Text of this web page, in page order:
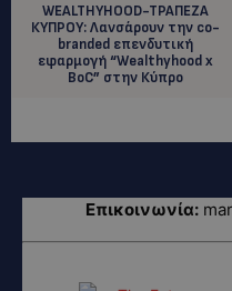
WEALTHYHOOD-TΡΑΠΕΖΑ
ΚΥΠΡΟΥ: Λανσάρουν την co-
branded επενδυτική
εφαρμογή “Wealthyhood x
BoC” στην Κύπρο
Επικοινωνία: